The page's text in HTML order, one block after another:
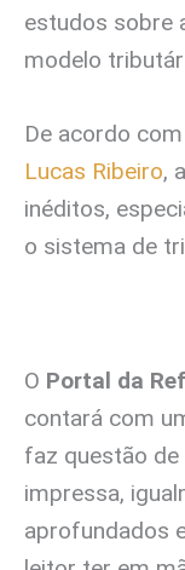
estudos sobre
modelo
De acordo
Lucas Ribeiro,
inéditos,
o sistema de
O Portal da
contará com
faz questão de
impressa,
aprofundados